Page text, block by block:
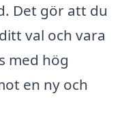
Det gör att du
val och vara
med hög
en ny och